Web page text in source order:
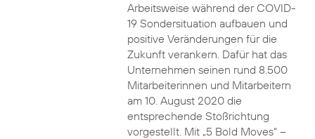
Arbeitsweise während der COVID-
19 Sondersituation aufbauen und
positive Veränderungen für die
Zukunft verankern. Dafür hat das
Unternehmen seinen rund 8.500
Mitarbeiterinnen und Mitarbeitern
am 10. August 2020 die
entsprechende Stoßrichtung
vorgestellt. Mit „5 Bold Moves“ –